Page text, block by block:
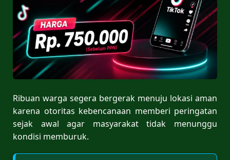
Ribuan warga segera bergerak menuju lokasi aman
karena otoritas kebencanaan memberi peringatan
sejak awal agar masyarakat tidak menunggu
kondisi memburuk.